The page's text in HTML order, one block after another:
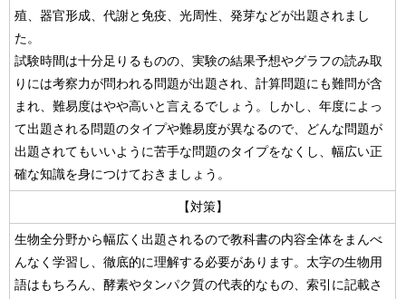
殖、器官形成、代謝と免疫、光周性、発芽などが出題されまし
た。
試験時間は十分足りるものの、実験の結果予想やグラフの読み取
りには考察力が問われる問題が出題され、計算問題にも難問が含
まれ、難易度はやや高いと言えるでしょう。しかし、年度によっ
て出題される問題のタイプや難易度が異なるので、どんな問題が
出題されてもいいように苦手な問題のタイプをなくし、幅広い正
確な知識を身につけておきましょう。
【対策】
生物全分野から幅広く出題されるので教科書の内容全体をまんべ
んなく学習し、徹底的に理解する必要があります。太字の生物用
語はもちろん、酵素やタンパク質の代表的なもの、索引に記載さ